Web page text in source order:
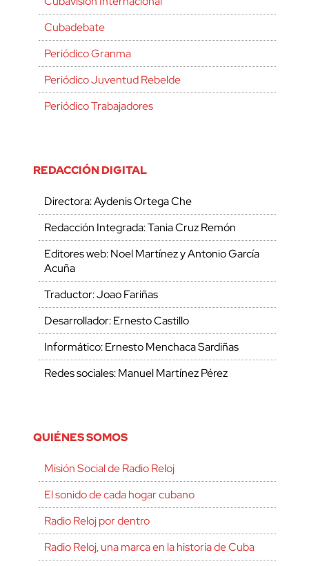
Cubadebate
Periódico Granma
Periódico Juventud Rebelde
Periódico Trabajadores
REDACCIÓN DIGITAL
Directora: Aydenis Ortega Che
Redacción Integrada: Tania Cruz Remón
Editores web: Noel Martínez y Antonio García
Acuña
Traductor: Joao Fariñas
Desarrollador: Ernesto Castillo
Informático: Ernesto Menchaca Sardiñas
Redes sociales: Manuel Martínez Pérez
QUIÉNES SOMOS
Misión Social de Radio Reloj
El sonido de cada hogar cubano
Radio Reloj por dentro
Radio Reloj, una marca en la historia de Cuba